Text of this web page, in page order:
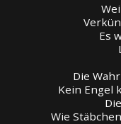
Es
Die
Kein Engel
Wie